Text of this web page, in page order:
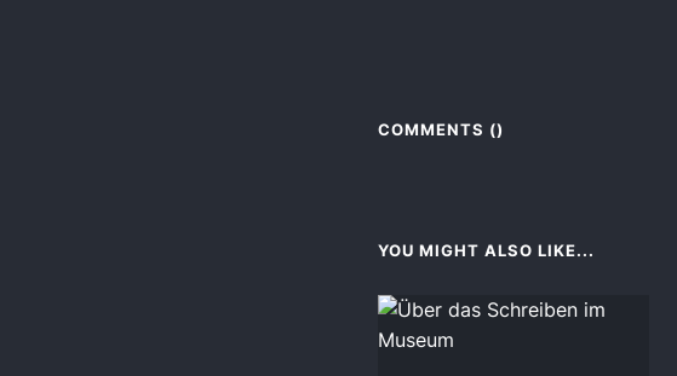
COMMENTS ()
YOU MIGHT ALSO LIKE...